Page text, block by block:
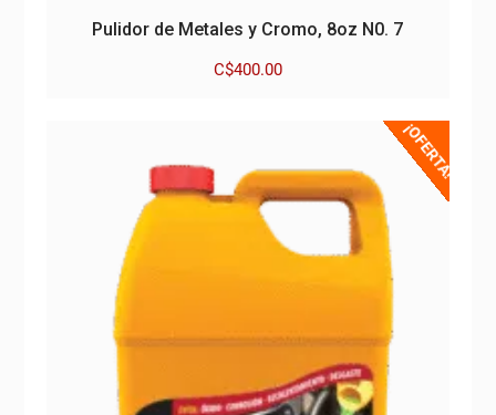
Pulidor de Metales y Cromo, 8oz N0. 7
C$400.00
¡OFERTA!